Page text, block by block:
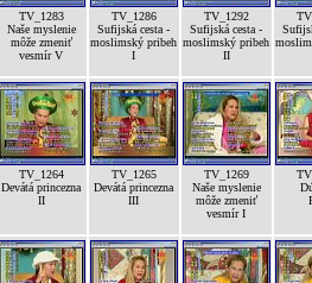
TV_1283
Naše myslenie
môže zmeniť
vesmír V
TV_1286
Sufijská cesta -
moslimský pribeh
I
TV_1292
Sufijská cesta -
moslimský pribeh
II
TV_1264
Devátá princezna
II
TV_1265
Devátá princezna
III
TV_1269
Naše myslenie
môže zmeniť
vesmír I